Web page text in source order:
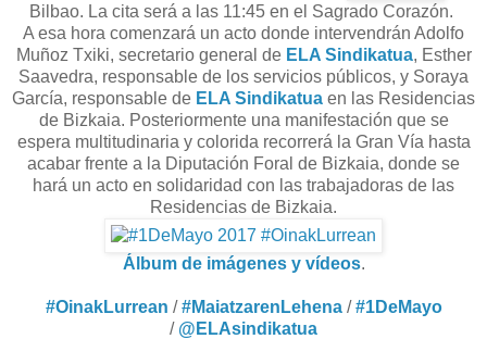
Bilbao. La cita será a las 11:45 en el Sagrado Corazón.
A esa hora comenzará un acto donde intervendrán Adolfo
Muñoz Txiki, secretario general de ELA Sindikatua, Esther
Saavedra, responsable de los servicios públicos, y Soraya
García, responsable de ELA Sindikatua en las Residencias
de Bizkaia. Posteriormente una manifestación que se
espera multitudinaria y colorida recorrerá la Gran Vía hasta
acabar frente a la Diputación Foral de Bizkaia, donde se
hará un acto en solidaridad con las trabajadoras de las
Residencias de Bizkaia.
Álbum de imágenes y vídeos.
#OinakLurrean /#MaiatzarenLehena/#1DeMayo
/ @ELAsindikatua